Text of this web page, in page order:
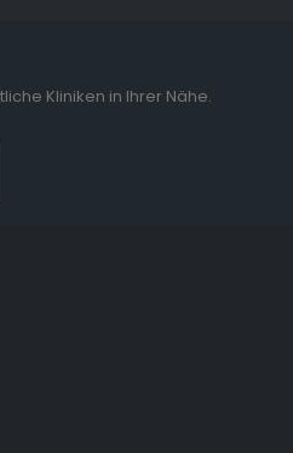
Kliniken in Ihrer Nähe.